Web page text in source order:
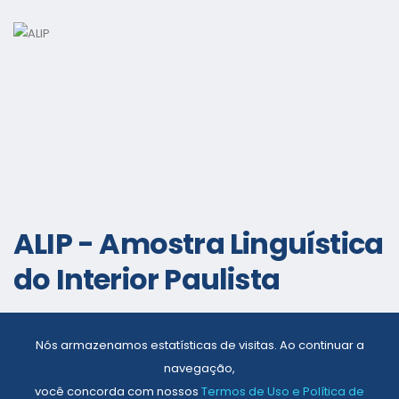
ALIP - Amostra Linguística
do Interior Paulista
Nós armazenamos estatísticas de visitas. Ao continuar a
navegação,
você concorda com nossos Termos de Uso e Política de